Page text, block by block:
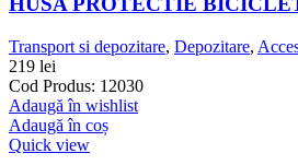
Transport si depozitare, Depozitare,
219 lei
Cod Produs: 12030
Adaugă în wishlist
Adaugă în coș
Quick view